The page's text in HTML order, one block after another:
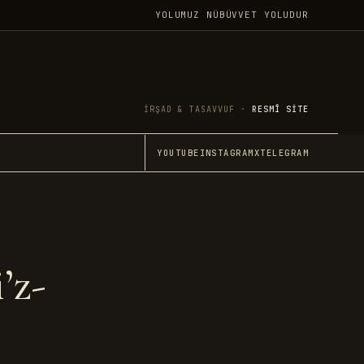
YOLUMUZ NÜBÜVVET YOLUDUR
İRŞAD & TASAVVUF · RESMÎ SITE
YOUTUBE INSTAGRAMXTELEGRAM